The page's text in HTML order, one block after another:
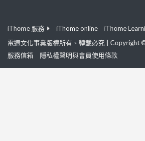
iThome 服務 iThome online
iThome
電週文化事業版權所有、轉載必究 | Copyright
服務信箱
隱私權聲明與會員使用條款